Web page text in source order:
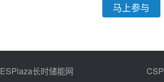
马上参与
ESPlaza长时储能网